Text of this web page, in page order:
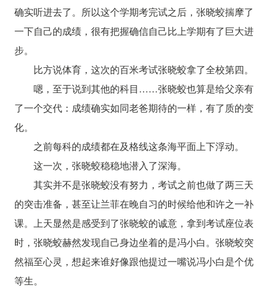
确实听进去了。所以这个学期考完试之后，张晓蛟揣摩了
一下自己的成绩，很有把握确信自己比上学期有了巨大进
步。
比方说体育，这次的百米考试张晓蛟拿了全校第四。
嗯，至于说到其他的科目……张晓蛟也算是给父亲有
了一个交代：成绩确实如同老爸期待的一样，有了质的变
化。
之前每科的成绩都在及格线这条海平面上下浮动。
这一次，张晓蛟稳稳地潜入了深海。
其实并不是张晓蛟没有努力，考试之前也做了两三天
的突击准备，甚至让兰菲在晚自习的时候给他和许之一补
课。上天显然是感受到了张晓蛟的诚意，拿到考试座位表
时，张晓蛟赫然发现自己身边坐着的是冯小白。张晓蛟突
然福至心灵，想起来谁好像跟他提过一嘴说冯小白是个优
等生。